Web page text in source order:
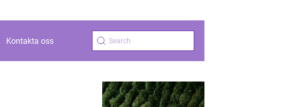
Kontakta oss